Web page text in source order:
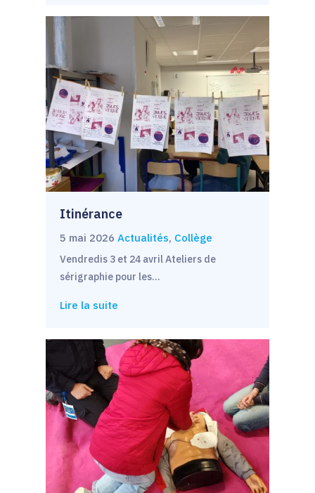
Itinérance
5 mai 2026 Actualités, Collège
Vendredis 3 et 24 avril Ateliers de
sérigraphie pour les…
Lire la suite